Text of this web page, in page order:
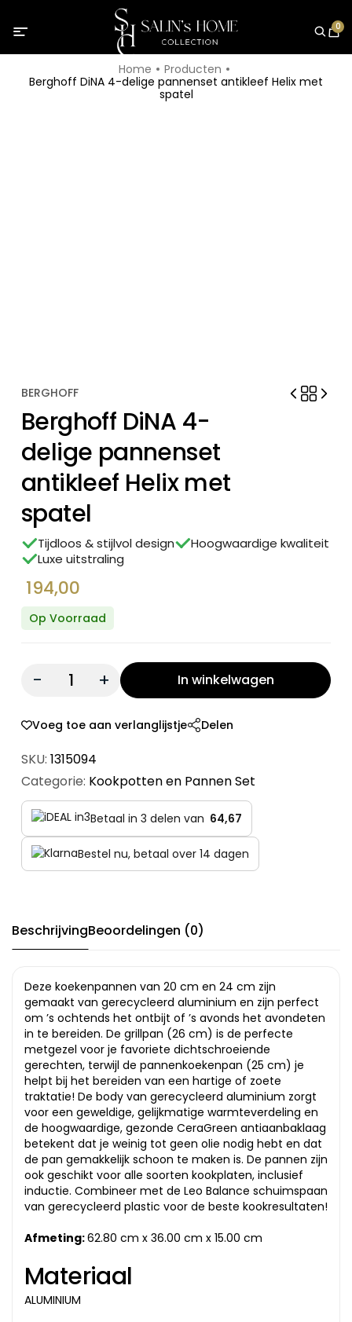
0
Home
Producten
Berghoff DiNA 4-delige pannenset antikleef Helix met
spatel
BERGHOFF
Berghoff DiNA 4-
delige pannenset
antikleef Helix met
spatel
Tijdloos & stijlvol design
Hoogwaardige kwaliteit
Luxe uitstraling
194,00
Op Voorraad
Quantity: In winkelwagen
Voeg toe aan verlanglijstje Delen
SKU: 1315094
Categorie: Kookpotten en Pannen Set
Betaal in 3 delen van 64,67
Bestel nu, betaal over 14 dagen
BeschrijvingBeoordelingen (0)
Deze koekenpannen van 20 cm en 24 cm zijn
gemaakt van gerecycleerd aluminium en zijn perfect
om ’s ochtends het ontbijt of ’s avonds het avondeten
in te bereiden. De grillpan (26 cm) is de perfecte
metgezel voor je favoriete dichtschroeiende
gerechten, terwijl de pannenkoekenpan (25 cm) je
helpt bij het bereiden van een hartige of zoete
traktatie! De body van gerecycleerd aluminium zorgt
voor een geweldige, gelijkmatige warmteverdeling en
de hoogwaardige, gezonde CeraGreen antiaanbaklaag
betekent dat je weinig tot geen olie nodig hebt en dat
de pan gemakkelijk schoon te maken is. De pannen zijn
ook geschikt voor alle soorten kookplaten, inclusief
inductie. Combineer met de Leo Balance schuimspaan
van gerecycleerd plastic voor de beste kookresultaten!
Afmeting:62.80 cm x 36.00 cm x 15.00 cm
Materiaal
ALUMINIUM